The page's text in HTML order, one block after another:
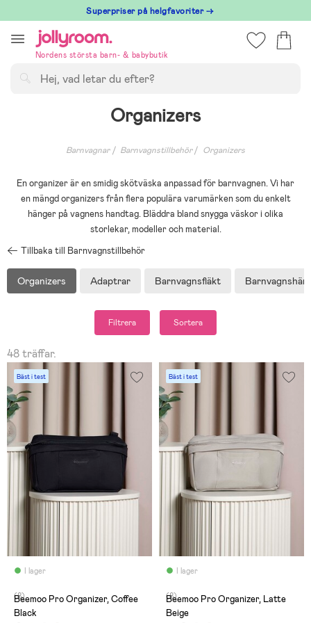
till
innehållet
Superpriser på helgfavoriter →
Nordens största barn- & babybutik
Organizers
Barnvagnar Barnvagnstillbehör Organizers
En organizer är en smidig skötväska anpassad för barnvagnen. Vi har
en mängd organizers från flera populära varumärken som du enkelt
hänger på vagnens handtag. Bläddra bland snygga väskor i olika
storlekar, modeller och material.
Tillbaka till Barnvagnstillbehör
Organizers Adaptrar Barnvagnsfläkt
Filtrera Sortera
48 träffar.
Bäst i test
I lager
(8)
Beemoo Pro Organizer, Coffee
Black
Bäst i test
I lager
(8)
Beemoo Pro Organizer, Latte
Beige